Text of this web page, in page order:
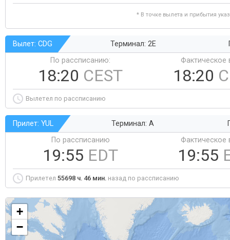
* В точке вылета и прибытия
Вылет: CDG Терминал: 2E
По рассписанию:
18:20 CEST
Фактическое
18:20
Вылетел по рассписанию
Прилет: YUL Терминал: A
По рассписанию
19:55 EDT
Фактическое
19:55
Прилетел 55698 ч. 46 мин. назад по рассписанию
+
−